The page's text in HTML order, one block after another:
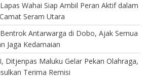
Wahai Siap Ambil Peran Aktif dalam
Seram Utara
Antarwarga di Dobo, Ajak Semua
Jaga Kedamaian
Ditjenpas Maluku Gelar Pekan Olahraga,
Terima Remisi